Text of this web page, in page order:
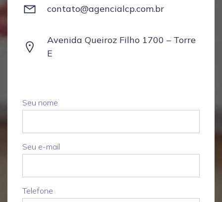
contato@agencialcp.com.br
Avenida Queiroz Filho 1700 – Torre
E
Seu nome
Seu e-mail
Telefone